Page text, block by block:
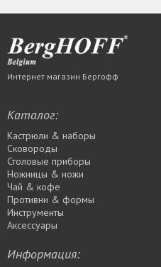
Интернет магазин Бергофф
Каталог:
Кастрюли & наборы
Сковороды
Столовые приборы
Ножницы & ножи
Чай & кофе
Противни & формы
Инструменты
Аксессуары
Информация: